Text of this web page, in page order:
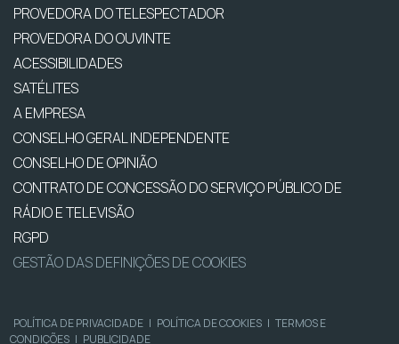
PROVEDORA DO TELESPECTADOR
PROVEDORA DO OUVINTE
ACESSIBILIDADES
SATÉLITES
A EMPRESA
CONSELHO GERAL INDEPENDENTE
CONSELHO DE OPINIÃO
CONTRATO DE CONCESSÃO DO SERVIÇO PÚBLICO DE
RÁDIO E TELEVISÃO
RGPD
GESTÃO DAS DEFINIÇÕES DE COOKIES
POLÍTICA DE PRIVACIDADE | POLÍTICA DE COOKIES | TERMOS E
CONDIÇÕES | PUBLICIDADE